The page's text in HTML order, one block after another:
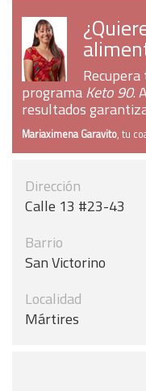
programaKeto 90.
resultados
Mariaximena Garavito, tu
Dirección
Calle 13 #23-43
Barrio
San Victorino
Localidad
Mártires